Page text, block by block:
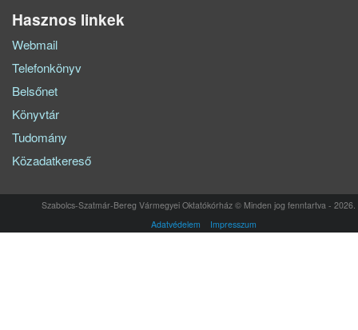
Hasznos linkek
Webmail
Telefonkönyv
Belsőnet
Könyvtár
Tudomány
Közadatkereső
Szabolcs-Szatmár-Bereg Vármegyei Oktatókórház © Minden jog fenntartva - 2026.
Adatvédelem
Impresszum